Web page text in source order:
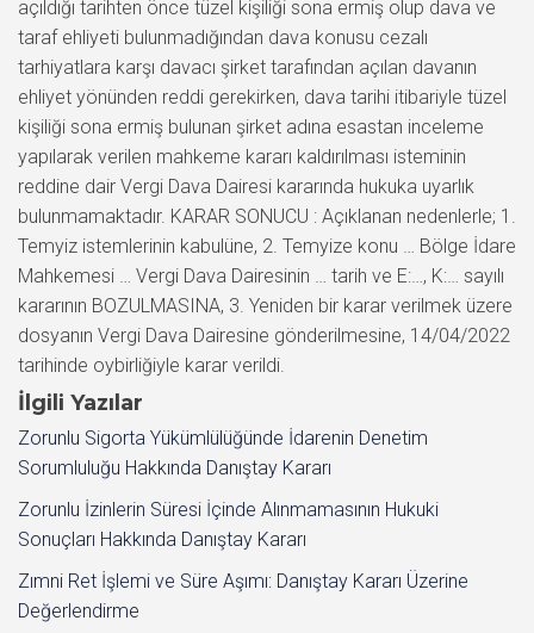
açıldığı tarihten önce tüzel kişiliği sona ermiş olup dava ve
taraf ehliyeti bulunmadığından dava konusu cezalı
tarhiyatlara karşı davacı şirket tarafından açılan davanın
ehliyet yönünden reddi gerekirken, dava tarihi itibariyle tüzel
kişiliği sona ermiş bulunan şirket adına esastan inceleme
yapılarak verilen mahkeme kararı kaldırılması isteminin
reddine dair Vergi Dava Dairesi kararında hukuka uyarlık
bulunmamaktadır. KARAR SONUCU : Açıklanan nedenlerle; 1.
Temyiz istemlerinin kabulüne, 2. Temyize konu … Bölge İdare
Mahkemesi … Vergi Dava Dairesinin … tarih ve E:…, K:… sayılı
kararının BOZULMASINA, 3. Yeniden bir karar verilmek üzere
dosyanın Vergi Dava Dairesine gönderilmesine, 14/04/2022
tarihinde oybirliğiyle karar verildi.
İlgili Yazılar
Zorunlu Sigorta Yükümlülüğünde İdarenin Denetim
Sorumluluğu Hakkında Danıştay Kararı
Zorunlu İzinlerin Süresi İçinde Alınmamasının Hukuki
Sonuçları Hakkında Danıştay Kararı
Zımni Ret İşlemi ve Süre Aşımı: Danıştay Kararı Üzerine
Değerlendirme